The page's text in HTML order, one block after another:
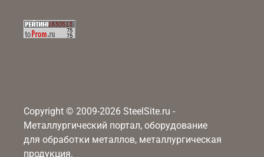
Copyright © 2009-2026 SteelSite.ru -
Металлургический портал, оборудование
для обработки металлов, металлургическая
продукция.